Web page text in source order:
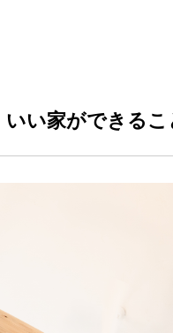
い家ができるこ